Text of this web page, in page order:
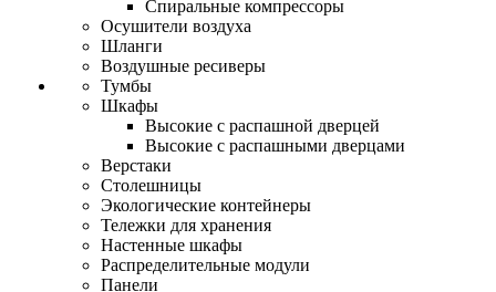
Спиральные компрессоры
Осушители воздуха
Шланги
Воздушные ресиверы
Тумбы
Шкафы
Высокие с распашной дверцей
Высокие с распашными дверцами
Верстаки
Столешницы
Экологические контейнеры
Тележки для хранения
Настенные шкафы
Распределительные модули
Панели